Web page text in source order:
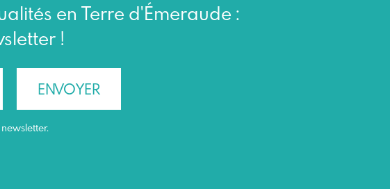
en Terre d'Émeraude :
!